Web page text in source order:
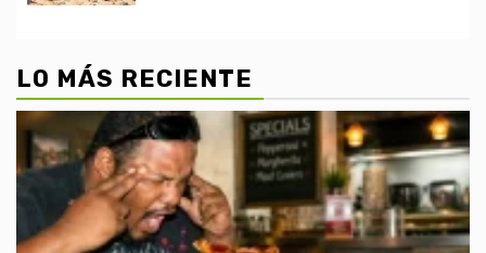
LO MÁS RECIENTE